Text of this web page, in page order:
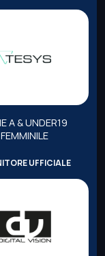
A & UNDER19
FEMMINILE
UFFICIALE